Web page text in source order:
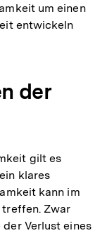
um einen
entwickeln
der
gilt es
klares
kann im
treffen. Zwar
Verlust eines